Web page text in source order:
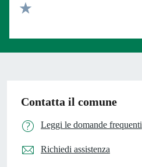
Valuta 2 stelle su 5
Contatta il comune
Leggi le domande frequenti
Richiedi assistenza